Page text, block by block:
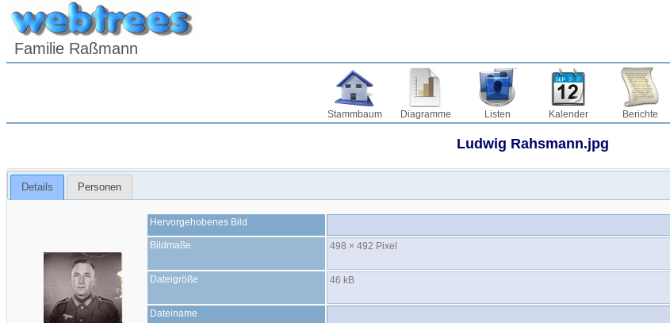
Familie Raßmann
Stammbaum Diagramme Listen Kalender Berichte
Ludwig Rahsmann.jpg
Details Personen
Hervorgehobenes Bild
Bildmaße 498 × 492 Pixel
Dateigröße 46 kB
Dateiname